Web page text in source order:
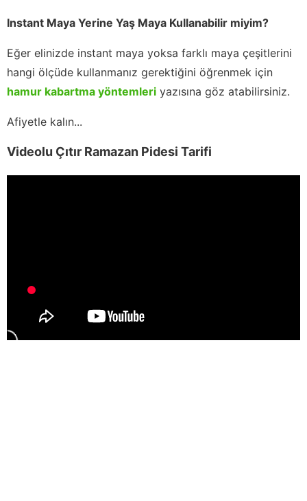
Instant Maya Yerine Yaş Maya Kullanabilir miyim?
Eğer elinizde instant maya yoksa farklı maya çeşitlerini
hangi ölçüde kullanmanız gerektiğini öğrenmek için
hamur kabartma yöntemleri yazısına göz atabilirsiniz.
Afiyetle kalın...
Videolu Çıtır Ramazan Pidesi Tarifi